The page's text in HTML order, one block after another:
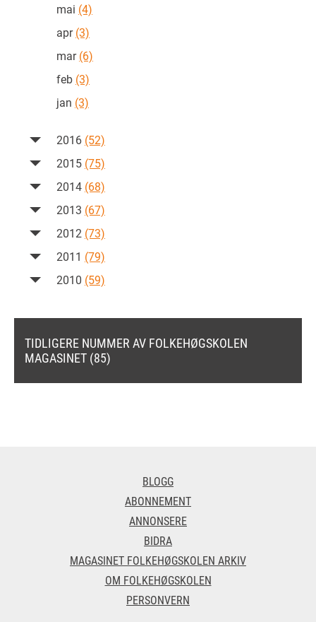
mai (4)
apr(3)
mar(6)
feb (3)
jan (3)
2016 (52)
2015 (75)
2014 (68)
2013 (67)
2012 (73)
2011 (79)
2010 (59)
TIDLIGERE NUMMER AV FOLKEHØGSKOLEN
MAGASINET (85)
BLOGG
ABONNEMENT
ANNONSERE
BIDRA
MAGASINET FOLKEHØGSKOLEN ARKIV
OM FOLKEHØGSKOLEN
PERSONVERN